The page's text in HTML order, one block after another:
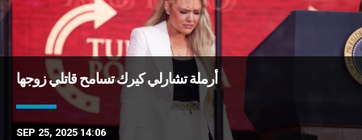
أرملة تشارلي كيرك تسامح قاتلي زوجها
SEP 25, 2025 14:06